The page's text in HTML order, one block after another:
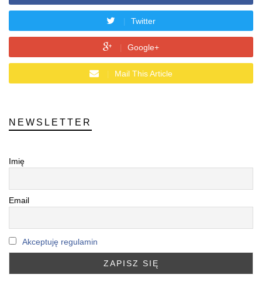
Twitter
Google+
Mail This Article
NEWSLETTER
Imię
Email
Akceptuję regulamin